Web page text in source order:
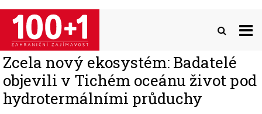
Přejít
hlavnímu
obsahu
Zcela nový ekosystém: Badatelé
objevili v Tichém oceánu život pod
hydrotermálními průduchy